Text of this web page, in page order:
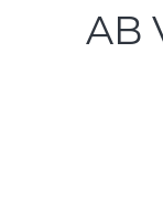
AB